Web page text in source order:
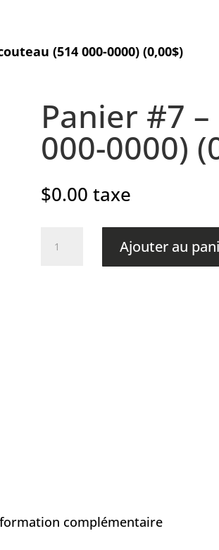
(514 000-0000) (0,00$)
Panier #7
000-0000)
$0.00 taxe
Ajouter au
complémentaire